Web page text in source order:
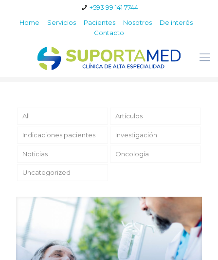
+593 99 141 7744
Home
Servicios Pacientes Nosotros
De interés
Contacto
All Artículos
Indicaciones pacientes Investigación
Noticias Oncología
Uncategorized